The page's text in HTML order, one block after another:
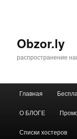
Obzor.ly
распространение
Главная
О БЛОГЕ
Списки хостеров